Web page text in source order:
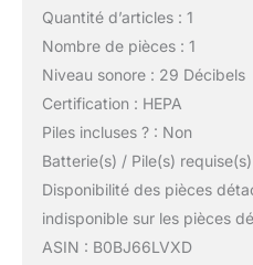
Quantité d’articles : 1
Nombre de pièces : 1
Niveau sonore : 29 Décibels
Certification : HEPA
Piles incluses ? : Non
Batterie(s) / Pile(s)
Disponibilité des pièces
indisponible sur les pièces
ASIN : B0BJ66LVXD